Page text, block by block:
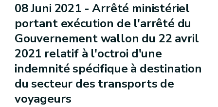
08 Juni 2021 -Arrêté ministériel
portant exécution de l'arrêté du
Gouvernement wallon du 22 avril
2021 relatif à l'octroi d'une
indemnité spécifique à destination
du secteur des transports de
voyageurs